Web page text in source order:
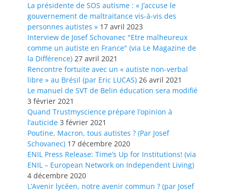
La présidente de SOS autisme : « J’accuse le
gouvernement de maltraitance vis-à-vis des
personnes autistes » 17 avril 2023
Interview de Josef Schovanec "Etre malheureux
comme un autiste en France" (via Le Magazine de
la Différence) 27 avril 2021
Rencontre fortuite avec un « autiste non-verbal
libre » au Brésil (par Eric LUCAS) 26 avril 2021
Le manuel de SVT de Belin éducation sera modifié
3 février 2021
Quand Trustmyscience prépare l’opinion à
l’auticide 3 février 2021
Poutine, Macron, tous autistes ? (Par Josef
Schovanec) 17 décembre 2020
ENIL Press Release: Time’s Up for Institutions! (via
ENIL – European Network on Independent Living)
4 décembre 2020
L’Avenir lycéen, notre avenir commun ? (par Josef